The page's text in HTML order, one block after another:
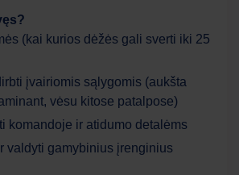
(kai kurios dėžės gali sverti iki 25
įvairiomis sąlygomis (aukšta
vėsu kitose patalpose)
komandoje ir atidumo detalėms
valdyti gamybinius įrenginius